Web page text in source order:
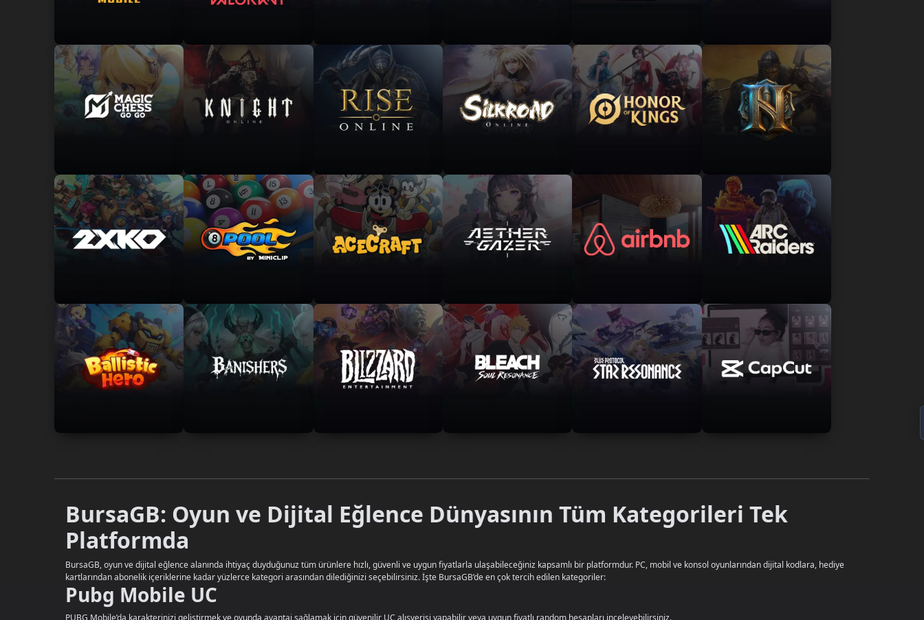
BursaGB: Oyun ve Dijital Eğlence Dünyasının Tüm Kategorileri Tek
Platformda
BursaGB, oyun ve dijital eğlence alanında ihtiyaç duyduğunuz tüm ürünlere hızlı, güvenli ve uygun fiyatlarla ulaşabileceğiniz kapsamlı bir platformdur. PC, mobil ve konsol oyunlarından dijital kodlara, hediye
kartlarından abonelik içeriklerine kadar yüzlerce kategori arasından dilediğinizi seçebilirsiniz. İşte BursaGB’de en çok tercih edilen kategoriler:
Pubg Mobile UC
PUBG Mobile’da karakterinizi geliştirmek ve oyunda avantaj sağlamak için güvenilir UC alışverişi yapabilir veya uygun fiyatlı random hesapları inceleyebilirsiniz.